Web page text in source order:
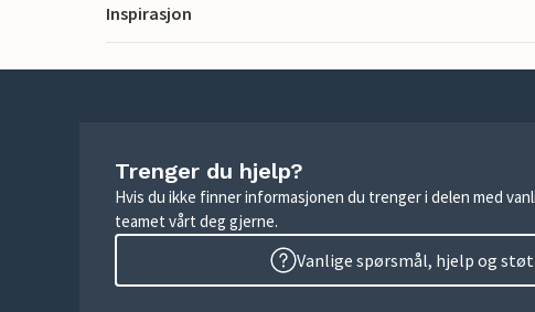
Inspirasjon
Trenger du hjelp?
Hvis du ikke finner informasjonen du trenger i delen med
teamet vårt deg gjerne.
Vanlige spørsmål, hjelp og